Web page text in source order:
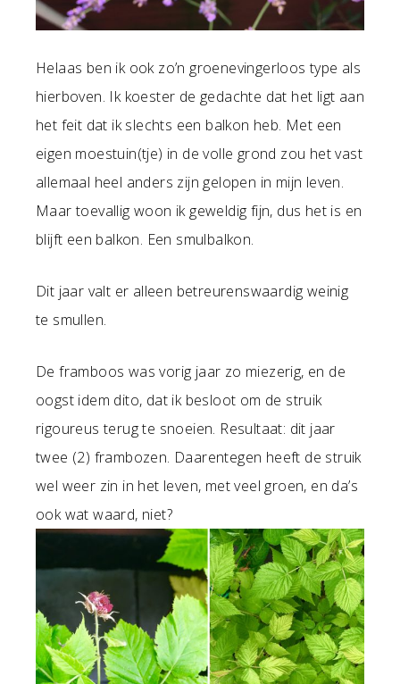
Helaas ben ik ook zo’n groenevingerloos type als
hierboven. Ik koester de gedachte dat het ligt aan
het feit dat ik slechts een balkon heb. Met een
eigen moestuin(tje) in de volle grond zou het vast
allemaal heel anders zijn gelopen in mijn leven.
Maar toevallig woon ik geweldig fijn, dus het is en
blijft een balkon. Een smulbalkon.
Dit jaar valt er alleen betreurenswaardig weinig
te smullen.
De framboos was vorig jaar zo miezerig, en de
oogst idem dito, dat ik besloot om de struik
rigoureus terug te snoeien. Resultaat: dit jaar
twee (2) frambozen. Daarentegen heeft de struik
wel weer zin in het leven, met veel groen, en da’s
ook wat waard, niet?